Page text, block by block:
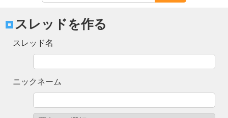
スレッドを作る
スレッド名
ニックネーム